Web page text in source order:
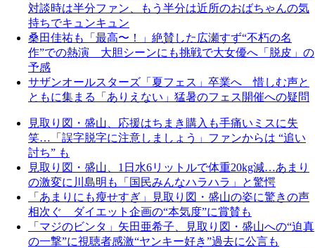
対談時は半分ファン、もう半分は近所のおばちゃんの気
持ちでキュンキュン
桑田佳祐も「最高〜！」絶賛した広瀬すず“不朽の名
作”での熱演 大胆シーンにも挑戦で大女優へ「脱皮」の
予感
サザンオールスターズ「夏フェス」卒業へ 惜しむ声と
ともに集まる「ありえない」猛暑のフェス開催への疑問
見取り図・盛山、応援はちまき購入も手痛いミスに失
笑…「誤字脱字に注意しましょう」ファンからは “追い
討ち” も
見取り図・盛山、1日水6リットルで体重20kg減…あまり
の激変に川島明も「国民みんなハラハラ」と驚愕
「あまりにも瘦せすぎ」見取り図・盛山の姿に驚きの声
相次ぐ ダイエット企画の“本気度”に賞賛も
「マジのビンタ」矢田亜希子、見取り図・盛山への“迫真
の一撃”に視聴者感激“ヤンキー好き”過去に公言も